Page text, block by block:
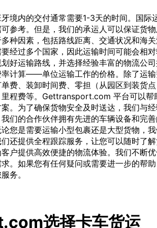
境内的交付通常需要1-3天的时间。国际
参考。但是，我们的承运人可以保证货
种因素，包括路线距离、交通状况和海
经过多个国家，因此运输时间可能会相
好运输路线，并选择经验丰富的物流公
计算——单位运输工作的价格。除了运
费、装卸时间费、零担（从园区到装货
程费等。Gettransport.com 平台可以帮
。为了确保货物安全及时送达，我们与
们的合作伙伴拥有先进的车辆设备和完
您是需要运输小型包裹还是大型货物，
还提供全程跟踪服务，让您可以随时了
户提供高效便捷的物流体验。我们不断
。如果您有任何疑问或需要进一步的帮
务。
选择卡车货运